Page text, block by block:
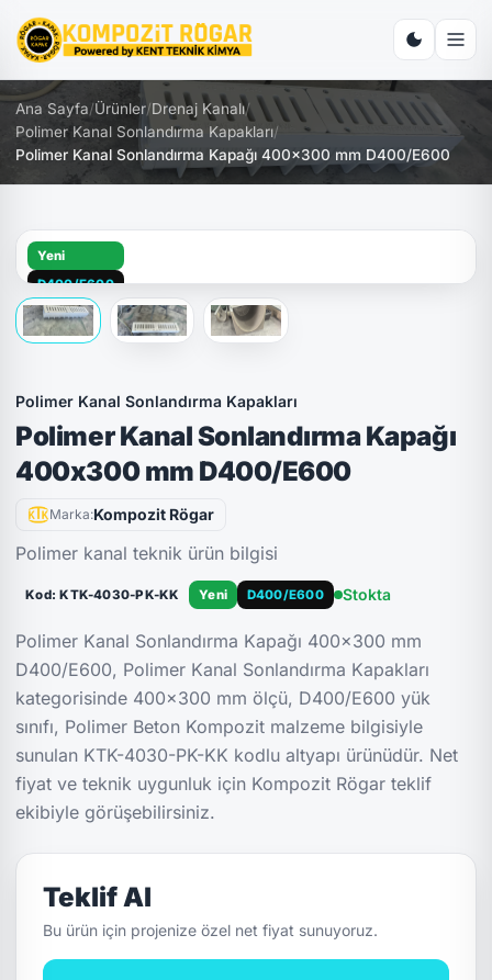
Ana Sayfa/Ürünler/Drenaj Kanalı/
Polimer Kanal Sonlandırma Kapakları/
Polimer Kanal Sonlandırma Kapağı 400x300 mm D400/E600
Yeni
D400/E600
Polimer Kanal Sonlandırma Kapakları
Polimer Kanal Sonlandırma Kapağı
400x300 mm D400/E600
Marka:Kompozit Rögar
Polimer kanal teknik ürün bilgisi
Kod: KTK-4030-PK-KK Yeni D400/E600 Stokta
Polimer Kanal Sonlandırma Kapağı 400x300 mm
D400/E600, Polimer Kanal Sonlandırma Kapakları
kategorisinde 400x300 mm ölçü, D400/E600 yük
sınıfı, Polimer Beton Kompozit malzeme bilgisiyle
sunulan KTK-4030-PK-KK kodlu altyapı ürünüdür. Net
fiyat ve teknik uygunluk için Kompozit Rögar teklif
ekibiyle görüşebilirsiniz.
Teklif Al
Bu ürün için projenize özel net fiyat sunuyoruz.